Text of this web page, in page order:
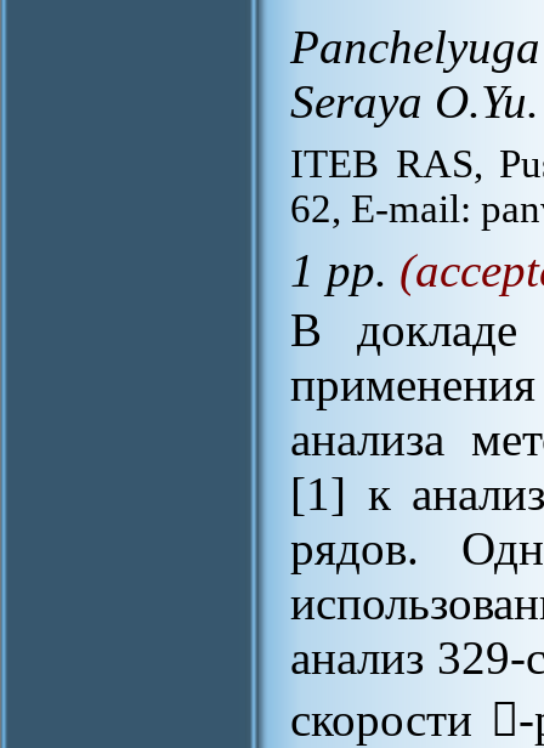
Seraya O.Yu.
ITEB RAS,
62, E-mail:
1 pp.
В докладе
анализа
[1] к
рядов.
анализ 329-
скорости -